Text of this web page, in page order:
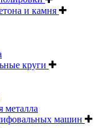
и камня
круги
металла
машин